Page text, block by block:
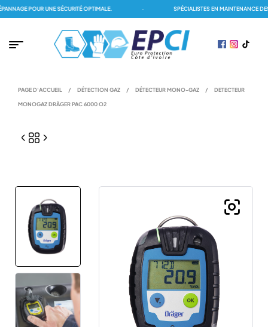
POUR UNE SÉCURITÉ OPTIMALE. SPÉCIALISTES EN MAINTENANCE DES
PAGE D'ACCUEIL / DÉTECTION GAZ / DÉTECTEUR MONO-GAZ / DETECTEUR
MONOGAZ DRÄGER PAC 6000 O2